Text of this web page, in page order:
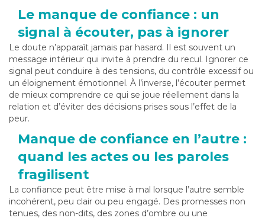
Le manque de confiance : un
signal à écouter, pas à ignorer
Le doute n’apparaît jamais par hasard. Il est souvent un
message intérieur qui invite à prendre du recul. Ignorer ce
signal peut conduire à des tensions, du contrôle excessif ou
un éloignement émotionnel. À l’inverse, l’écouter permet
de mieux comprendre ce qui se joue réellement dans la
relation et d’éviter des décisions prises sous l’effet de la
peur.
Manque de confiance en l’autre :
quand les actes ou les paroles
fragilisent
La confiance peut être mise à mal lorsque l’autre semble
incohérent, peu clair ou peu engagé. Des promesses non
tenues, des non-dits, des zones d’ombre ou une